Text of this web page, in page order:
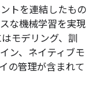
トを連結したもの
な機械学習を実現
モデリング、訓
ン、ネイティブモ
の管理が含まれて